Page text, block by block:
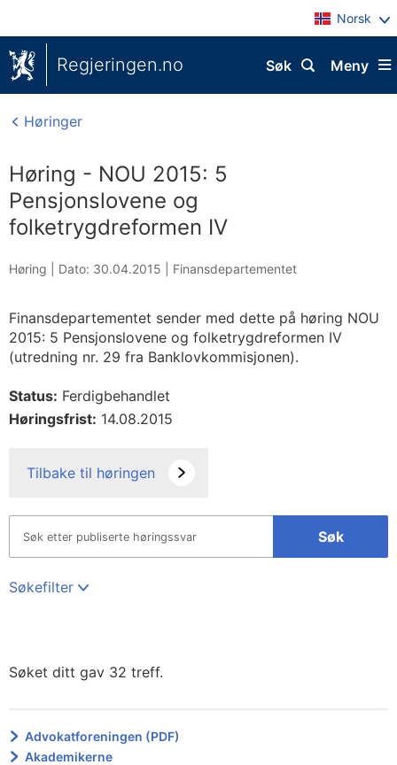
Norsk
Regjeringen.no Meny
Søk
Høringer
Høring - NOU 2015: 5
Pensjonslovene og
folketrygdreformen IV
Høring | Dato: 30.04.2015 Finansdepartementet
Finansdepartementet sender med dette på høring NOU
2015: 5 Pensjonslovene og folketrygdreformen IV
(utredning nr. 29 fra Banklovkommisjonen).
Status: Ferdigbehandlet
Høringsfrist: 14.08.2015
Tilbake til høringen
Søk
Søkefilter
Søket ditt gav 32 treff.
Advokatforeningen (PDF)
Akademikerne